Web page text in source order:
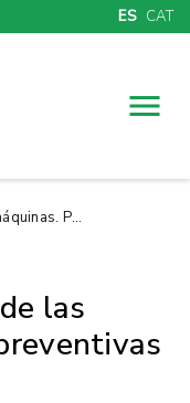
ES CAT
Menú
Marco legal
las